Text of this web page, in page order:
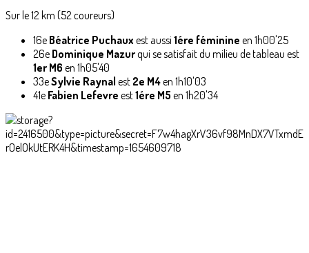
Sur le 12 km (52 coureurs)
16e Béatrice Puchaux est aussi 1ére féminine en 1h00'25
26e Dominique Mazurqui se satisfait du milieu de tableau est
1er M6 en 1h05'40
33eSylvie Raynal est 2e M4en 1h10'03
41e Fabien Lefevre est1ére M5 en 1h20'34